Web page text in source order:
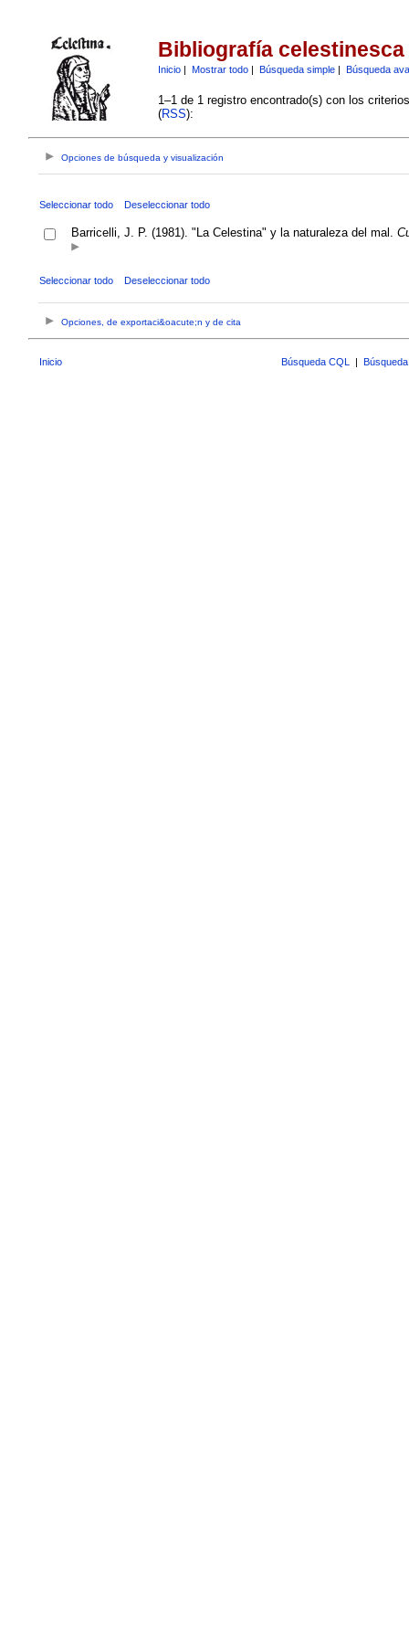
Bibliografía celestinesca
Inicio| Mostrar todo| Búsqueda simple| Búsqueda
1–1 de 1 registro encontrado(s) con los
(RSS):
Opciones de búsqueda y visualización
Seleccionar todo Deseleccionar todo
Barricelli, J. P. (1981). "La Celestina" y la naturaleza del mal.
Seleccionar todo Deseleccionar todo
Opciones, de exportaci&oacute;n y de cita
Inicio Búsqueda CQL |